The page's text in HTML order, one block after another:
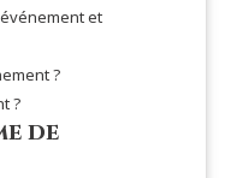
et
?
?
de